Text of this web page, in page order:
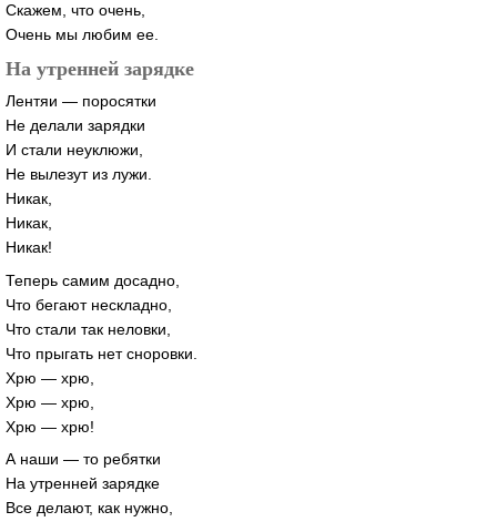
Скажем, что очень,
Очень мы любим ее.
На утренней зарядке
Лентяи — поросятки
Не делали зарядки
И стали неуклюжи,
Не вылезут из лужи.
Никак,
Никак,
Никак!
Теперь самим досадно,
Что бегают нескладно,
Что стали так неловки,
Что прыгать нет сноровки.
Хрю — хрю,
Хрю — хрю,
Хрю — хрю!
А наши — то ребятки
На утренней зарядке
Все делают, как нужно,